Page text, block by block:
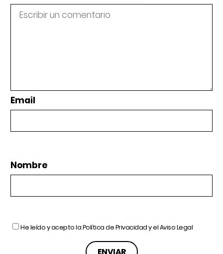
Email
Nombre
He leído y acepto laPolítica de Privacidady elAviso Legal